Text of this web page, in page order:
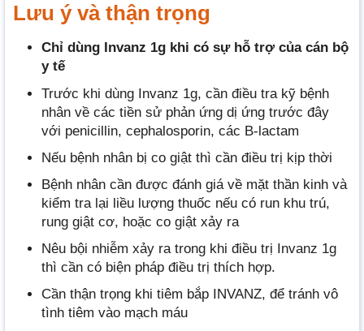
Lưu ý và thận trọng
Chỉ dùng Invanz 1g khi có sự hỗ trợ của cán bộ
y tế
Trước khi dùng Invanz 1g, cần điều tra kỹ bệnh
nhân về các tiền sử phản ứng dị ứng trước đây
với penicillin, cephalosporin, các B-lactam
Nếu bệnh nhân bị co giật thì cần điều trị kịp thời
Bệnh nhân cần được đánh giá về mặt thần kinh và
kiểm tra lại liều lượng thuốc nếu có run khu trú,
rung giật cơ, hoặc co giật xảy ra
Nêu bội nhiễm xảy ra trong khi điều trị Invanz 1g
thì cần có biện pháp điều trị thích hợp.
Cần thận trọng khi tiêm bắp INVANZ, để tránh vô
tình tiêm vào mạch máu